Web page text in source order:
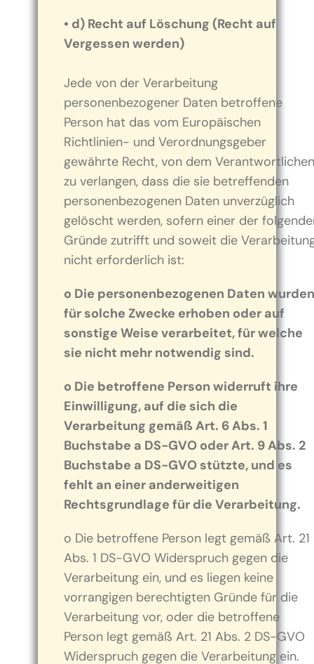
• d) Recht auf Löschung (Recht auf
Vergessen werden)
Jede von der Verarbeitung
personenbezogener Daten betroffene
Person hat das vom Europäischen
Richtlinien- und Verordnungsgeber
gewährte Recht, von dem Verantwortlichen
zu verlangen, dass die sie betreffenden
personenbezogenen Daten unverzüglich
gelöscht werden, sofern einer der
Gründe zutrifft und soweit die
nicht erforderlich ist:
o Die personenbezogenen Daten wurden
für solche Zwecke erhoben oder auf
sonstige Weise verarbeitet, für welche
sie nicht mehr notwendig sind.
o Die betroffene Person widerruft ihre
Einwilligung, auf die sich die
Verarbeitung gemäß Art. 6 Abs. 1
Buchstabe a DS-GVO oder Art. 9 Abs. 2
Buchstabe a DS-GVO stützte, und es
fehlt an einer anderweitigen
Rechtsgrundlage für die Verarbeitung.
o Die betroffene Person legt gemäß Art. 21
Abs. 1 DS-GVO Widerspruch gegen die
Verarbeitung ein, und es liegen keine
vorrangigen berechtigten Gründe für die
Verarbeitung vor, oder die betroffene
Person legt gemäß Art. 21 Abs. 2 DS-GVO
Widerspruch gegen die Verarbeitung ein.